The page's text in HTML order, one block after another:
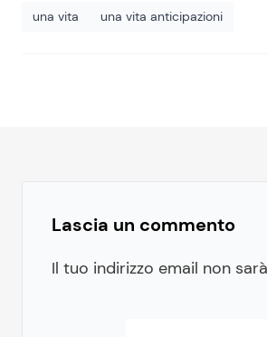
una vita una vita anticipazioni
Lascia un commento
Il tuo indirizzo email non